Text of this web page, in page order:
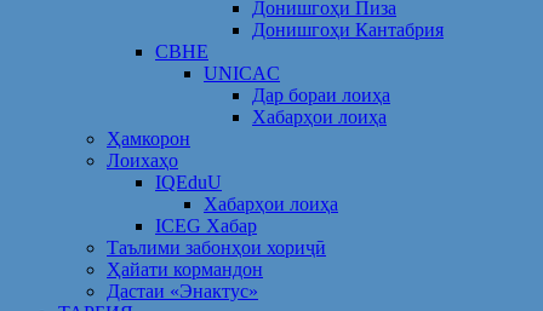
Донишгоҳи Пиза
Донишгоҳи Кантабрия
CBHE
UNICAC
Дар бораи лоиҳа
Хабарҳои лоиҳа
Ҳамкорон
Лоихаҳо
IQEduU
Хабарҳои лоиҳа
ICEG Хабар
Таълими забонҳои хориҷӣ
Ҳайати кормандон
Дастаи «Энактус»